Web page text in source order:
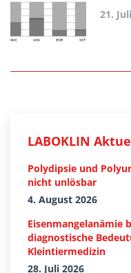
21.
LABOKLIN
Polydipsie und
nicht unlösbar
4. August 2026
Eisenmangelanämie
diagnostische
Kleintiermedizin
28. Juli 2026